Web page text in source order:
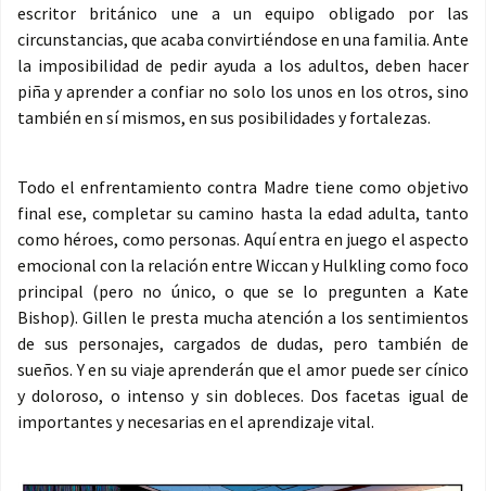
escritor británico une a un equipo obligado por las
circunstancias, que acaba convirtiéndose en una familia. Ante
la imposibilidad de pedir ayuda a los adultos, deben hacer
piña y aprender a confiar no solo los unos en los otros, sino
también en sí mismos, en sus posibilidades y fortalezas.
Todo el enfrentamiento contra Madre tiene como objetivo
final ese, completar su camino hasta la edad adulta, tanto
como héroes, como personas. Aquí entra en juego el aspecto
emocional con la relación entre Wiccan y Hulkling como foco
principal (pero no único, o que se lo pregunten a Kate
Bishop). Gillen le presta mucha atención a los sentimientos
de sus personajes, cargados de dudas, pero también de
sueños. Y en su viaje aprenderán que el amor puede ser cínico
y doloroso, o intenso y sin dobleces. Dos facetas igual de
importantes y necesarias en el aprendizaje vital.